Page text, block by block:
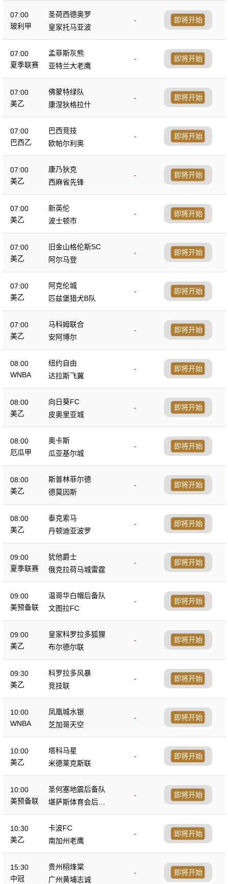
07:00
玻利甲
圣荷西德奥罗
-
皇家托马亚波
即将开始
07:00
夏季联赛
孟菲斯灰熊
-
亚特兰大老鹰
即将开始
07:00
美乙
佛蒙特绿队
-
康涅狄格拉什
即将开始
07:00
巴西乙
巴西竞技
-
欧帕尔利奥
即将开始
07:00
美乙
康乃狄克
-
西麻省先锋
即将开始
07:00
美乙
新英伦
-
波士顿市
即将开始
07:00
美乙
旧金山格伦斯SC
-
阿尔马登
即将开始
07:00
美乙
阿克伦城
-
匹兹堡猎犬B队
即将开始
07:00
美乙
马科姆联合
-
安阿博尔
即将开始
08:00
WNBA
纽约自由
-
达拉斯飞翼
即将开始
08:00
美乙
向日葵FC
-
皮奥里亚城
即将开始
08:00
厄瓜甲
奥卡斯
-
瓜亚基尔城
即将开始
08:00
美乙
斯普林菲尔德
-
德莫因斯
即将开始
08:00
美乙
泰克索马
-
丹顿迪亚波罗
即将开始
09:00
夏季联赛
犹他爵士
-
俄克拉荷马城雷霆
即将开始
09:00
美预备联
温哥华白帽后备队
-
文图拉FC
即将开始
09:00
美乙
皇家科罗拉多狐狸
-
布尔德尔联
即将开始
09:30
美乙
科罗拉多风暴
-
竞技联
即将开始
10:00
WNBA
凤凰城水银
-
芝加哥天空
即将开始
10:00
美乙
塔科马星
-
米德莱克斯联
即将开始
10:00
美预备联
圣何塞地震后备队
-
堪萨斯体育会后备
队
即将开始
10:30
美乙
卡波FC
-
南加州老鹰
即将开始
15:30
中冠
贵州栩烽棠
-
广州黄埔志诚
即将开始